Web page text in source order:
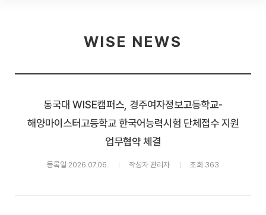
WISE NEWS
동국대 WISE캠퍼스, 경주여자정보고등학교-
해양마이스터고등학교 한국어능력시험 단체접수 지원
업무협약 체결
등록일 2026.07.06. 작성자 관리자 조회 363